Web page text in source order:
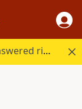
Every question Bible study raises, answered right here.